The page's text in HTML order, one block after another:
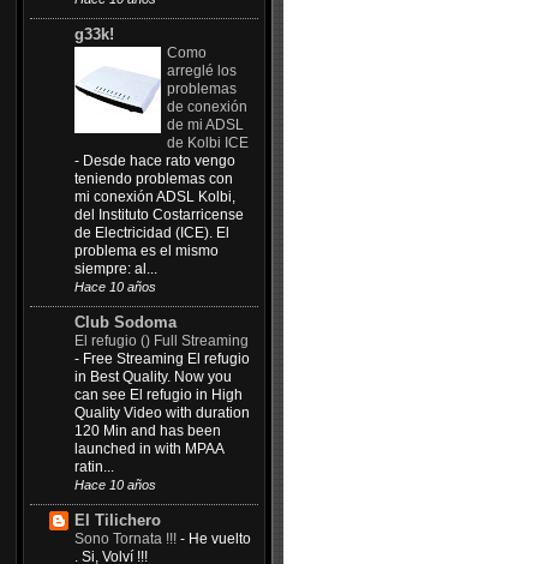
g33k!
Como
arreglé los
problemas
de conexión
de mi ADSL
de Kolbi ICE
- Desde hace rato vengo
teniendo problemas con
mi conexión ADSL Kolbi,
del Instituto Costarricense
de Electricidad (ICE). El
problema es el mismo
siempre: al...
Hace 10 años
Club Sodoma
El refugio () Full Streaming
- Free Streaming El refugio
in Best Quality. Now you
can see El refugio in High
Quality Video with duration
120 Min and has been
launched in with MPAA
ratin...
Hace 10 años
El Tilichero
Sono Tornata !!! - He vuelto
. Si, Volví !!!